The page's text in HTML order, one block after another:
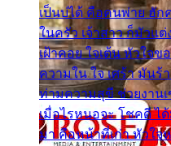
เป็นบ่ได้ คือคนพ่าย ฮัก
ในครัว เจ้าสาว ก็มัวแต่
เฝ้าคอย ใจเต้น หัวใจข
ความใน ใจ เศร้า มันร้
ท่ามความสุขี ช่วยงาน
เมื่อไรหนอจะ โชคดี ไ
มา คือหน้าที่เก่า หัวใจ